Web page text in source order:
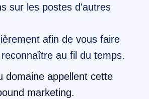
sur les postes d'autres
afin de vous faire
au fil du temps.
domaine appellent cette
marketing.